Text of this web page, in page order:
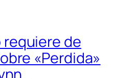
de
«Perdida»